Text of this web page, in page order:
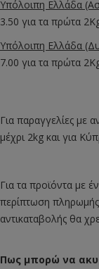
Υπόλοιπη Ελλάδα
3.50 για τα πρώτα
Υπόλοιπη Ελλάδα
7.00 για τα πρώτα
Για παραγγελίες με
μέχρι 2kg και για
Για τα προϊόντα με
περίπτωση πληρωμής
αντικαταβολής θα
Πως μπορώ να